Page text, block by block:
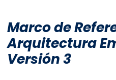
Marco de
Arquitectura
Versión 3